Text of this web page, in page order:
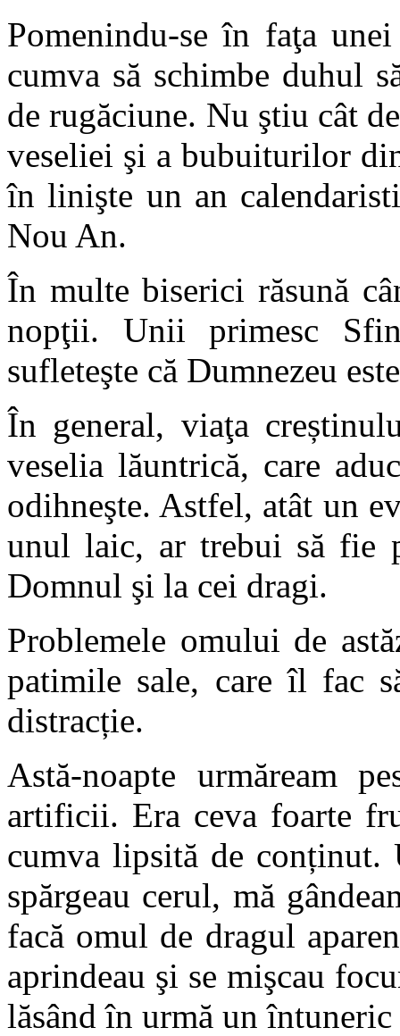
Pomenindu-se în faţa
cumva să schimbe duhul
de rugăciune. Nu ştiu cât
veseliei şi a bubuiturilor
în linişte un an
Nou An.
În multe biserici răsună
nopţii. Unii primesc
sufleteşte că Dumnezeu
În general, viaţa
veselia lăuntrică, care
odihneşte. Astfel, atât un
unul laic, ar trebui să fie
Domnul şi la cei dragi.
Problemele omului de
patimile sale, care îl fac
distracție.
Astă-noapte urmăream
artificii. Era ceva foarte
cumva lipsită de conținut.
spărgeau cerul, mă
facă omul de dragul
aprindeau şi se mişcau
lăsând în urmă un